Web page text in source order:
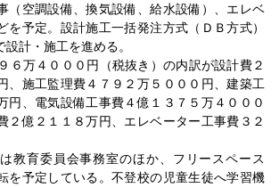
（空調設備、換気設備、給水設備）、エレベ
を予定。設計施工一括発注方式（ＤＢ方式）
計・施工を進める。
６万４０００円（税抜き）の内訳が設計費２
、施工監理費４７９２万５０００円、建築工
円、電気設備工事費４億１３７５万４０００
２億２１１８万円、エレベーター工事費３２
教育委員会事務室のほか、フリースペース
を予定している。不登校の児童生徒へ学習機